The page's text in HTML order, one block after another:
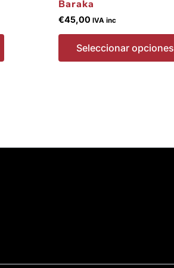
Baraka
€45,00 IVA inc
Seleccionar opciones